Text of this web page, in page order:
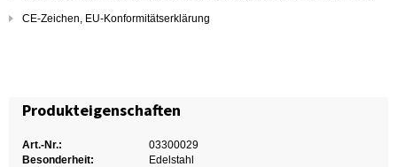
CE-Zeichen, EU-Konformitätserklärung
Produkteigenschaften
Art.-Nr.:
03300029
Besonderheit:
Edelstahl